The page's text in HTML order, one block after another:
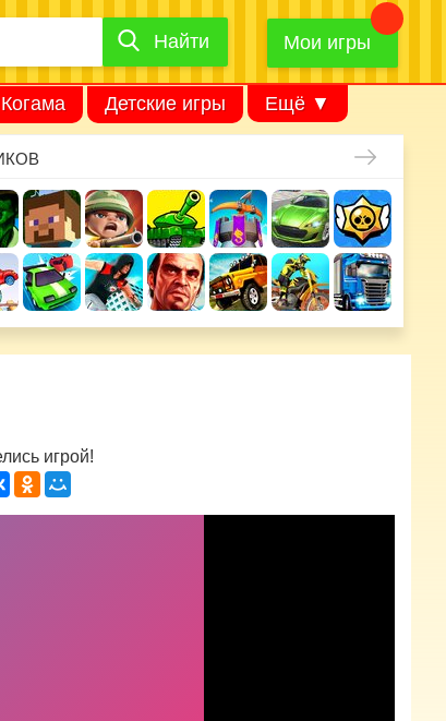
Найти
Найти Мои игры
Когама Детские игры Ещё ▼
игрой!